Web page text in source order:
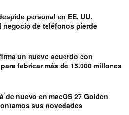
personal en EE. UU.
negocio de teléfonos pierde
un nuevo acuerdo con
fabricar más de 15.000 millones
de nuevo en macOS 27 Golden
sus novedades